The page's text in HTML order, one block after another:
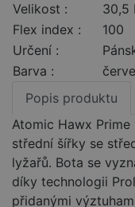
Velikost :
30,5
Flex index :
100
Určení :
Barva :
Popis produktu
Atomic Hawx Prime
střední šířky se
lyžařů. Bota se
díky technologii
přidanými